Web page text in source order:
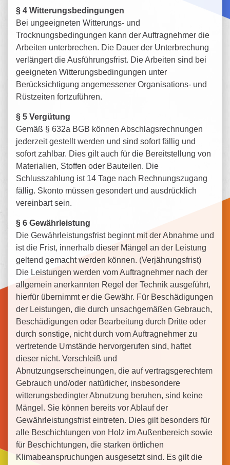
§ 4 Witterungsbedingungen
Bei ungeeigneten Witterungs- und
Trocknungsbedingungen kann der Auftragnehmer die
Arbeiten unterbrechen. Die Dauer der Unterbrechung
verlängert die Ausführungsfrist. Die Arbeiten sind bei
geeigneten Witterungsbedingungen unter
Berücksichtigung angemessener Organisations- und
Rüstzeiten fortzuführen.
§ 5 Vergütung
Gemäß § 632a BGB können Abschlagsrechnungen
jederzeit gestellt werden und sind sofort fällig und
sofort zahlbar. Dies gilt auch für die Bereitstellung von
Materialien, Stoffen oder Bauteilen. Die
Schlusszahlung ist 14 Tage nach Rechnungszugang
fällig. Skonto müssen gesondert und ausdrücklich
vereinbart sein.
§ 6 Gewährleistung
Die Gewährleistungsfrist beginnt mit der Abnahme und
ist die Frist, innerhalb dieser Mängel an der Leistung
geltend gemacht werden können. (Verjährungsfrist)
Die Leistungen werden vom Auftragnehmer nach der
allgemein anerkannten Regel der Technik ausgeführt,
hierfür übernimmt er die Gewähr. Für Beschädigungen
der Leistungen, die durch unsachgemäßen Gebrauch,
Beschädigungen oder Bearbeitung durch Dritte oder
durch sonstige, nicht durch vom Auftragnehmer zu
vertretende Umstände hervorgerufen sind, haftet
dieser nicht. Verschleiß und
Abnutzungserscheinungen, die auf vertragsgerechtem
Gebrauch und/oder natürlicher, insbesondere
witterungsbedingter Abnutzung beruhen, sind keine
Mängel. Sie können bereits vor Ablauf der
Gewährleistungsfrist eintreten. Dies gilt besonders für
alle Beschichtungen von Holz im Außenbereich sowie
für Beschichtungen, die starken örtlichen
Klimabeanspruchungen ausgesetzt sind. Es gilt die